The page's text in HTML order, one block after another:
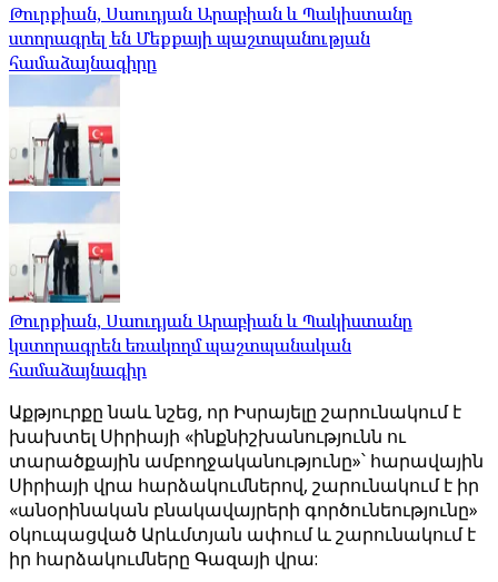
Թուրքիան, Սաուդյան Արաբիան և Պակիստանը
ստորագրել են Մեքքայի պաշտպանության
համաձայնագիրը
Թուրքիան, Սաուդյան Արաբիան և Պակիստանը
կստորագրեն եռակողմ պաշտպանական
համաձայնագիր
Աքթյուրքը նաև նշեց, որ Իսրայելը շարունակում է
խախտել Սիրիայի «ինքնիշխանությունն ու
տարածքային ամբողջականությունը»՝ հարավային
Սիրիայի վրա հարձակումներով, շարունակում է իր
«անօրինական բնակավայրերի գործունեությունը»
օկուպացված Արևմտյան ափում և շարունակում է
իր հարձակումները Գազայի վրա: